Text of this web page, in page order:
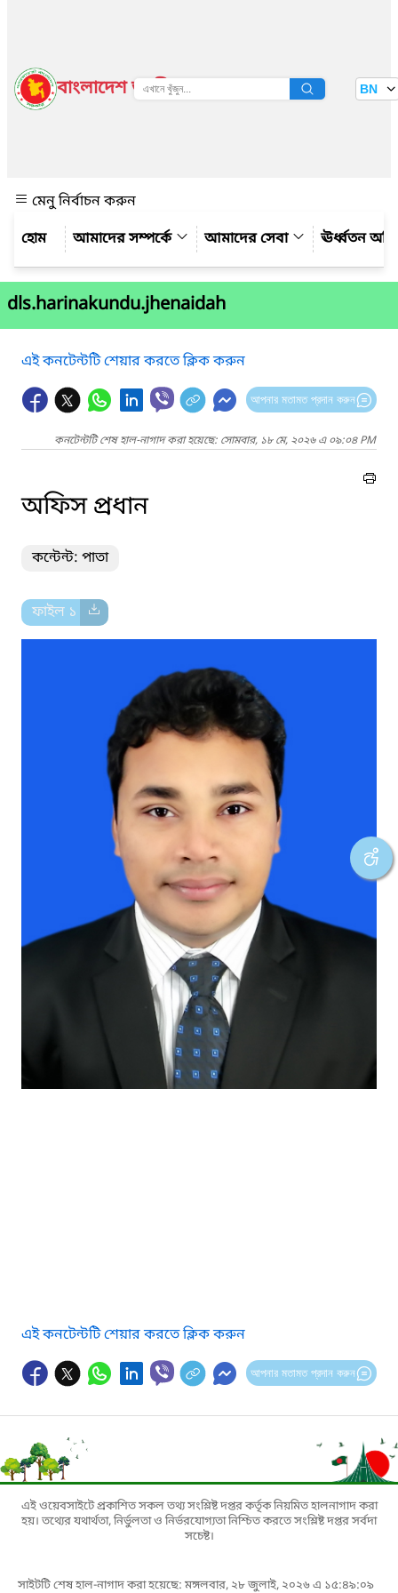
বাংলাদেশ জাতীয় তথ্য বাতায়ন BN
মেনু নির্বাচন করুন
আমাদের সম্পর্কে
আমাদের সেবা ঊর্ধ্বতন
dls.harinakundu.jhenaidah
এই কনটেন্টটি শেয়ার করতে ক্লিক করুন
আপনার মতামত প্রদান করুন
কনটেন্টটি শেষ হাল-নাগাদ করা হয়েছে: সোমবার, ১৮ মে, ২০২৬ এ ০৯:০৪ PM
অফিস প্রধান
কন্টেন্ট: পাতা
ফাইল ১
এই কনটেন্টটি শেয়ার করতে ক্লিক করুন
আপনার মতামত প্রদান করুন
এই ওয়েবসাইটে প্রকাশিত সকল তথ্য সংশ্লিষ্ট দপ্তর কর্তৃক নিয়মিত হালনাগাদ করা
হয়। তথ্যের যথার্থতা, নির্ভুলতা ও নির্ভরযোগ্যতা নিশ্চিত করতে সংশ্লিষ্ট দপ্তর সর্বদা
সচেষ্ট।
সাইটটি শেষ হাল-নাগাদ করা হয়েছে: মঙ্গলবার, ২৮ জুলাই, ২০২৬ এ ১৫:৪৯:০৯